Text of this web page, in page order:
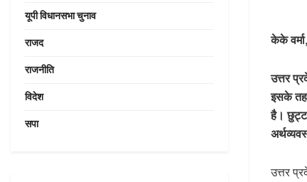
केके
उत्तर
इसके
है।
उत्तर
यूपी विधानसभा चुनाव
राजद
राजनीति
विदेश
सपा